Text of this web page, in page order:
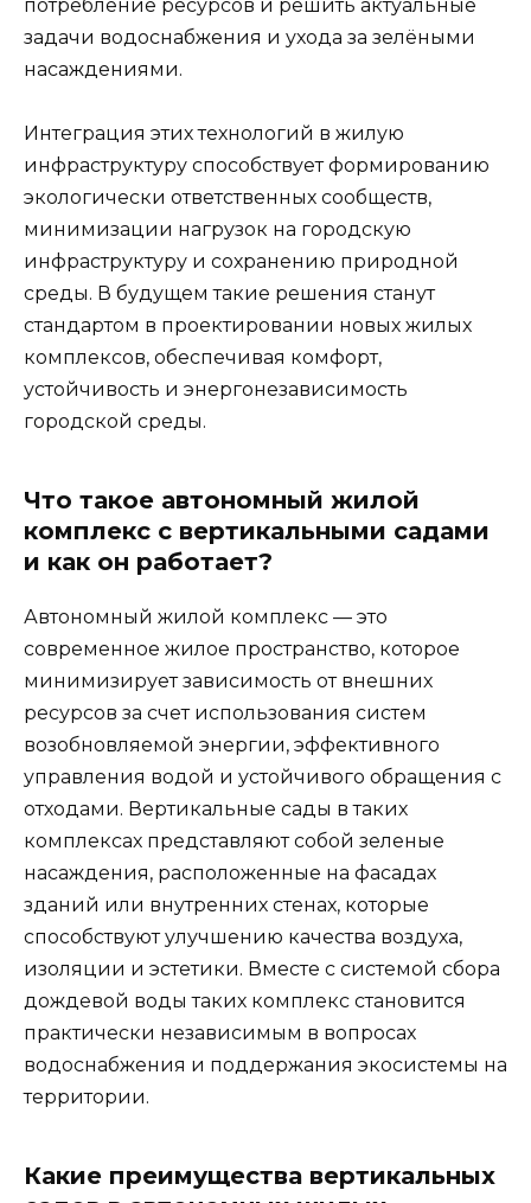
потребление ресурсов и решить актуальные
задачи водоснабжения и ухода за зелёными
насаждениями.
Интеграция этих технологий в жилую
инфраструктуру способствует формированию
экологически ответственных сообществ,
минимизации нагрузок на городскую
инфраструктуру и сохранению природной
среды. В будущем такие решения станут
стандартом в проектировании новых жилых
комплексов, обеспечивая комфорт,
устойчивость и энергонезависимость
городской среды.
Что такое автономный жилой
комплекс с вертикальными садами
и как он работает?
Автономный жилой комплекс — это
современное жилое пространство, которое
минимизирует зависимость от внешних
ресурсов за счет использования систем
возобновляемой энергии, эффективного
управления водой и устойчивого обращения с
отходами. Вертикальные сады в таких
комплексах представляют собой зеленые
насаждения, расположенные на фасадах
зданий или внутренних стенах, которые
способствуют улучшению качества воздуха,
изоляции и эстетики. Вместе с системой сбора
дождевой воды таких комплекс становится
практически независимым в вопросах
водоснабжения и поддержания экосистемы на
территории.
Какие преимущества вертикальных